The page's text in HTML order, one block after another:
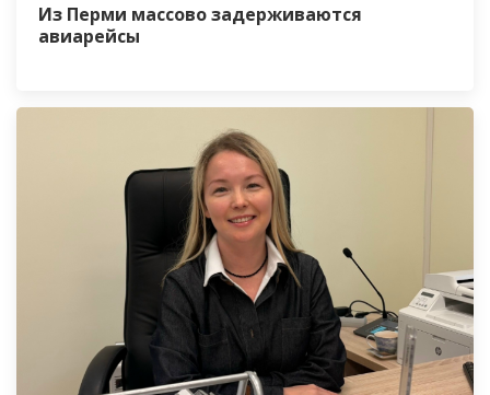
Из Перми массово задерживаются
авиарейсы